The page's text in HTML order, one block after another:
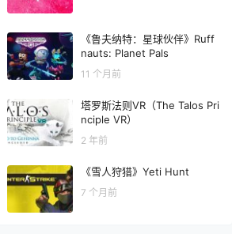
《鲁夫纳特：星球伙伴》Ruff
nauts: Planet Pals
11 个月前
塔罗斯法则VR（The Talos Pri
nciple VR）
2 年前
《雪人狩猎》Yeti Hunt
7 个月前